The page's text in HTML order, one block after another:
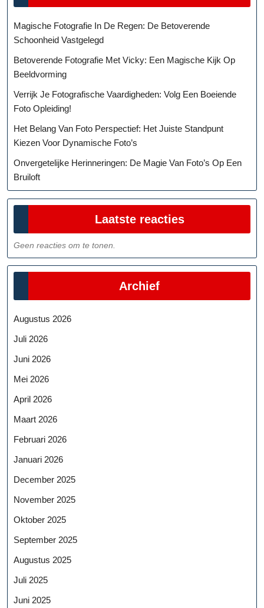
Magische Fotografie In De Regen: De Betoverende
Schoonheid Vastgelegd
Betoverende Fotografie Met Vicky: Een Magische Kijk Op
Beeldvorming
Verrijk Je Fotografische Vaardigheden: Volg Een Boeiende
Foto Opleiding!
Het Belang Van Foto Perspectief: Het Juiste Standpunt
Kiezen Voor Dynamische Foto’s
Onvergetelijke Herinneringen: De Magie Van Foto’s Op Een
Bruiloft
Laatste reacties
Geen reacties om te tonen.
Archief
Augustus 2026
Juli 2026
Juni 2026
Mei 2026
April 2026
Maart 2026
Februari 2026
Januari 2026
December 2025
November 2025
Oktober 2025
September 2025
Augustus 2025
Juli 2025
Juni 2025